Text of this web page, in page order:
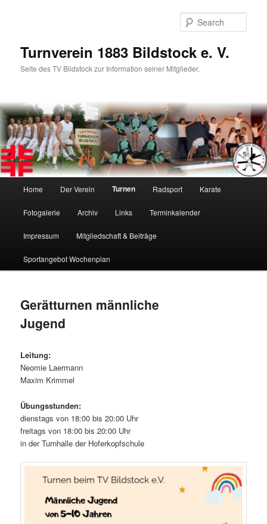
Turnverein 1883 Bildstock e. V.
Seite des TV Bildstock zur Information seiner Mitglieder.
Home Der Verein Turnen Radsport Karate
Fotogalerie Archiv Links Terminkalender
Impressum Mitgliedschaft & Beiträge
Sportangebot Wochenplan
Gerätturnen männliche
Jugend
Leitung:
Neomie Laermann
Maxim Krimmel
Übungsstunden:
dienstags von 18:00 bis 20:00 Uhr
freitags von 18:00 bis 20:00 Uhr
in der Turnhalle der Hoferkopfschule